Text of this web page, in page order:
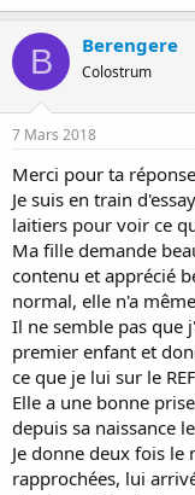
B Berengere
Colostrum
7 Mars 2018
Merci pour ta
Je suis en train
laitiers pour voir ce
Ma fille demande
contenu et apprécié
normal, elle n'a
Il ne semble pas que
premier enfant et
ce que je lui sur le
Elle a une bonne
depuis sa naissance
Je donne deux fois le
rapprochées, lui